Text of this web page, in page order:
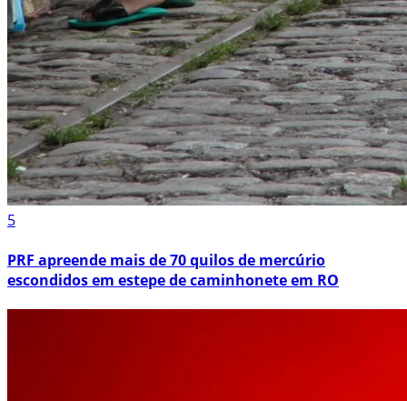
5
PRF apreende mais de 70 quilos de mercúrio
escondidos em estepe de caminhonete em RO